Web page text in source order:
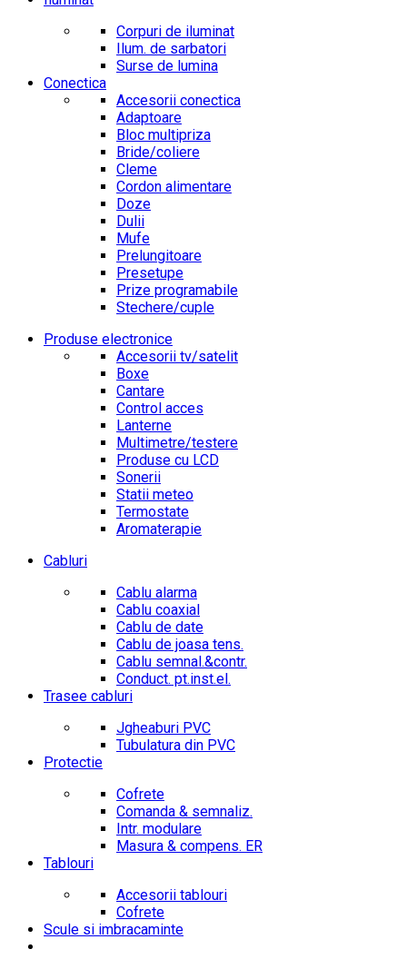
Corpuri de iluminat
Ilum. de sarbatori
Surse de lumina
Conectica
Accesorii conectica
Adaptoare
Bloc multipriza
Bride/coliere
Cleme
Cordon alimentare
Doze
Dulii
Mufe
Prelungitoare
Presetupe
Prize programabile
Stechere/cuple
Produse electronice
Accesorii tv/satelit
Boxe
Cantare
Control acces
Lanterne
Multimetre/testere
Produse cu LCD
Sonerii
Statii meteo
Termostate
Aromaterapie
Cabluri
Cablu alarma
Cablu coaxial
Cablu de date
Cablu de joasa tens.
Cablu semnal.&contr.
Conduct. pt.inst.el.
Trasee cabluri
Jgheaburi PVC
Tubulatura din PVC
Protectie
Cofrete
Comanda & semnaliz.
Intr. modulare
Masura & compens. ER
Tablouri
Accesorii tablouri
Cofrete
Scule si imbracaminte